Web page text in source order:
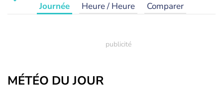
Journée Heure / Heure Comparer
MÉTÉO DU JOUR